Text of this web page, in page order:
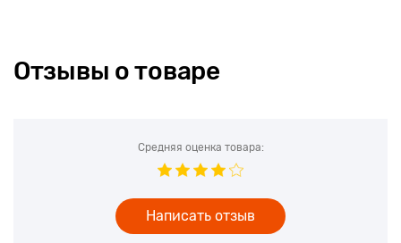
Технология СМАРТ-НИТЬ делает ирригатор Jetpik лучшим
проникающие способности пульсирующей зубной нити
(флосса). За счет механического трения флосса
микрочастицы пищи и бактериальный налет легко
удаляются как с открытых поверхностей зубов, так и из
труднодоступных мест:
• вокруг брекетов;
Отзывы о товаре
Средняя оценка товара:
Написать отзыв